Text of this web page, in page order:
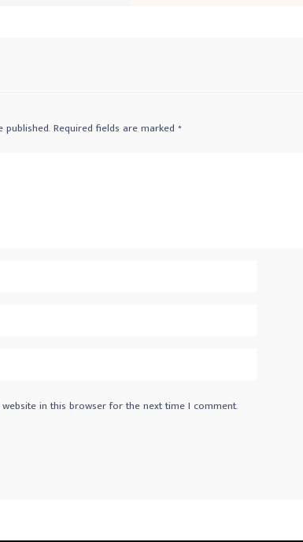
published.Required fields are marked *
website in this browser for the next time I comment.